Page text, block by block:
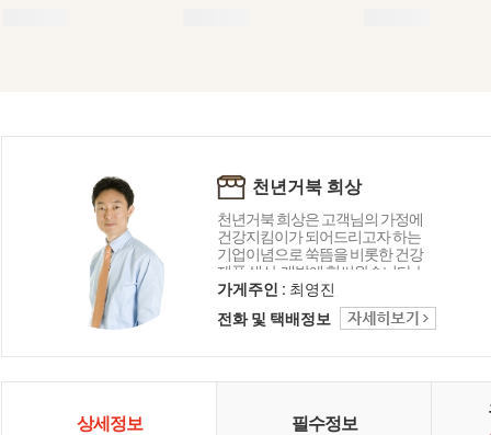
천년거북 희상
천년거북 희상은 고객님의 가정에
건강지킴이가 되어드리고자 하는
기업이념으로 쑥뜸을 비롯한 건강
제품 생산, 개발에 힘써왔습니다. 늘
처음처럼 정직하고 진지하게 고객
님의 말씀에 귀 기울이고 끊임없이
혁신하고 노력하는 기업이 되겠습
가게주인 : 최영진
전화 및 택배정보
상세정보 필수정보